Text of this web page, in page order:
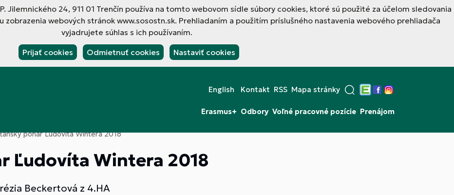
Jilemnického 24, 911 01 Trenčín používa na tomto webovom sídle súbory cookies, ktoré sú použité za účelom sledovania
webových stránok www.sosostn.sk. Prehliadaním a použitím príslušného nastavenia webového prehliadača
vyjadrujete súhlas s ich používaním.
Prijať cookies Odmietnuť cookies Nastaviť cookies
English Kontakt RSS Mapa stránky
Edupage
Facebook
Instagram
Erasmus+ Odbory Voľné pracovné pozície Prenájom
pohár Ľudovíta Wintera 2018
Ľudovíta Wintera 2018
Beckertová z 4.HA